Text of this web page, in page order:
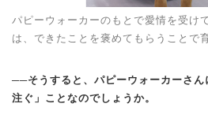
パピーウォーカーのもとで愛情を受け
は、できたことを褒めてもらうことで
──そうすると、パピーウォーカーさん
注ぐ」ことなのでしょうか。